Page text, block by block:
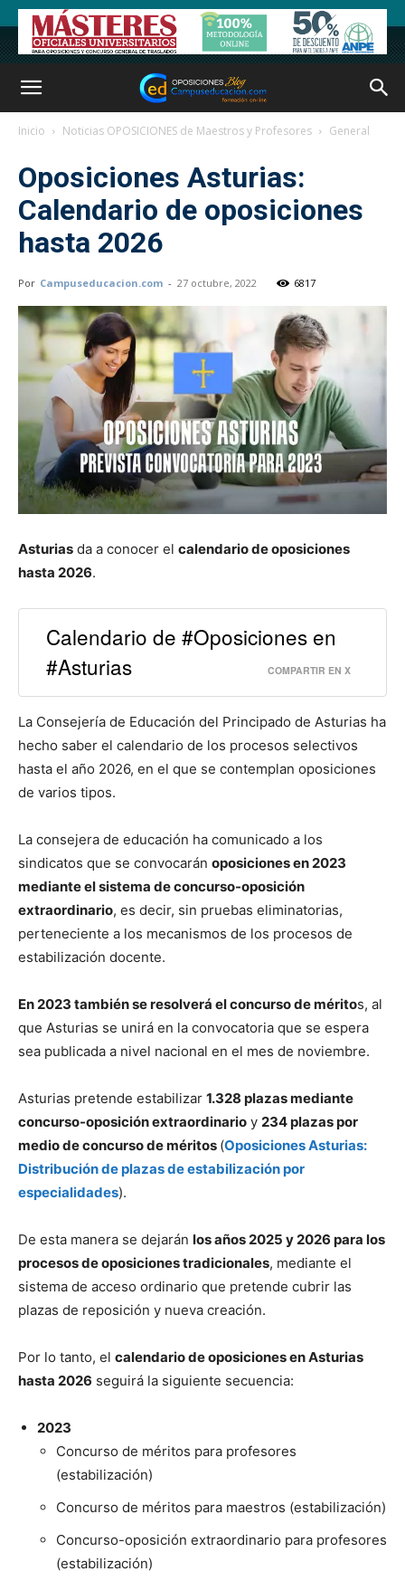
Inicio Noticias OPOSICIONES de Maestros y Profesores General
Oposiciones Asturias:
Calendario de oposiciones
hasta 2026
Por Campuseducacion.com - 27 octubre, 2022 6817
Asturias da a conocer el calendario de oposiciones
hasta 2026.
Calendario de #Oposiciones en
#Asturias
COMPARTIR EN X
La Consejería de Educación del Principado de Asturias ha
hecho saber el calendario de los procesos selectivos
hasta el año 2026, en el que se contemplan oposiciones
de varios tipos.
La consejera de educación ha comunicado a los
sindicatos que se convocarán oposiciones en 2023
mediante el sistema de concurso-oposición
extraordinario, es decir, sin pruebas eliminatorias,
perteneciente a los mecanismos de los procesos de
estabilización docente.
En 2023 también se resolverá el concurso de méritos, al
que Asturias se unirá en la convocatoria que se espera
sea publicada a nivel nacional en el mes de noviembre.
Asturias pretende estabilizar 1.328 plazas mediante
concurso-oposición extraordinario y 234 plazas por
medio de concurso de méritos (Oposiciones Asturias:
Distribución de plazas de estabilización por
especialidades).
De esta manera se dejarán los años 2025 y 2026 para los
procesos de oposiciones tradicionales, mediante el
sistema de acceso ordinario que pretende cubrir las
plazas de reposición y nueva creación.
Por lo tanto, el calendario de oposiciones en Asturias
hasta 2026 seguirá la siguiente secuencia:
2023
Concurso de méritos para profesores
(estabilización)
Concurso de méritos para maestros (estabilización)
Concurso-oposición extraordinario para profesores
(estabilización)